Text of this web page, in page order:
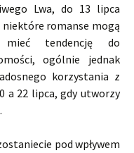
Lwa, do 13 lipca
romanse mogą
mieć tendencję do
ogólnie jednak
korzystania z
a 22 lipca, gdy utworzy
pod wpływem